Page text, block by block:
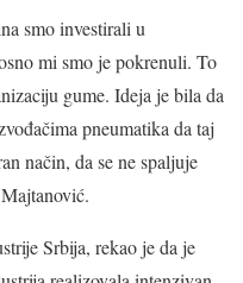
smo investirali u
mi smo je pokrenuli. To
gume. Ideja je bila da
pneumatika da taj
način, da se ne spaljuje
Srbija, rekao je da je